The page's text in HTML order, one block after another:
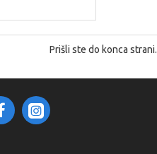
Prišli ste do konca strani.